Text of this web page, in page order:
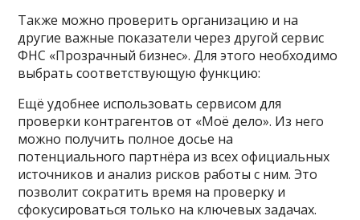
Также можно проверить организацию и на
другие важные показатели через другой сервис
ФНС «Прозрачный бизнес». Для этого необходимо
выбрать соответствующую функцию:
Ещё удобнее использовать сервисом для
проверки контрагентов от «Моё дело». Из него
можно получить полное досье на
потенциального партнёра из всех официальных
источников и анализ рисков работы с ним. Это
позволит сократить время на проверку и
сфокусироваться только на ключевых задачах.